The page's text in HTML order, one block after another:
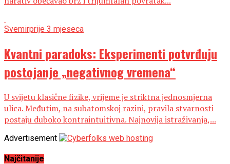
Svemirprije 3 mjeseca
Kvantni paradoks: Eksperimenti potvrđuju
postojanje „negativnog vremena“
U svijetu klasične fizike, vrijeme je striktna jednosmjerna
ulica. Međutim, na subatomskoj razini, pravila stvarnosti
postaju duboko kontraintuitivna. Najnovija istraživanja,...
Advertisement
Najčitanije